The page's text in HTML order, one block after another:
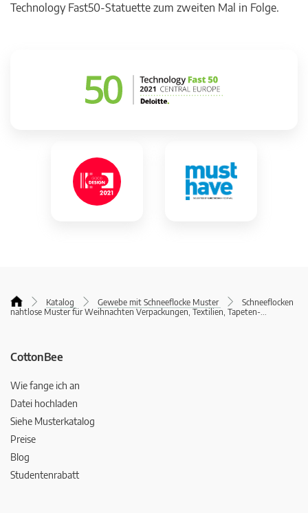
Technology Fast50-Statuette zum zweiten Mal in Folge.
Katalog Gewebe mit Schneeflocke Muster
Schneeflocken
nahtlose Muster für Weihnachten Verpackungen, Textilien, Tapeten-...
CottonBee
Wie fange ich an
Datei hochladen
Siehe Musterkatalog
Preise
Blog
Studentenrabatt